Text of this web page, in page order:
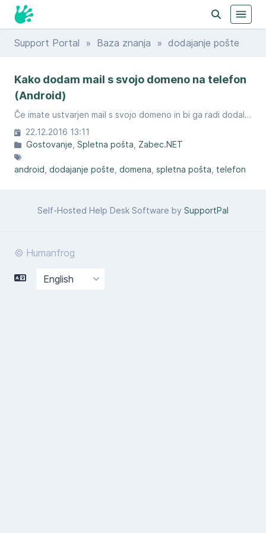
Support Portal » Baza znanja » dodajanje pošte
Kako dodam mail s svojo domeno na telefon
(Android)
Če imate ustvarjen mail s svojo domeno in bi ga radi dodali na telefon, sledite navodilom.
22.12.2016 13:11
Gostovanje Spletna pošta Zabec.NET
android dodajanje pošte domena spletna pošta telefon
Self-Hosted Help Desk Software by SupportPal
© Humanfrog